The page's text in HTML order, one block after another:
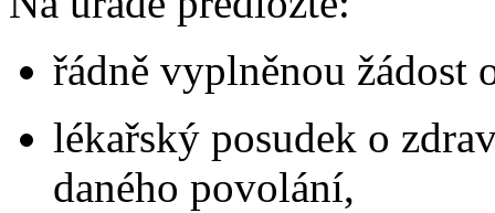
řádně vyplněnou žádost
lékařský posudek o
daného povolání,